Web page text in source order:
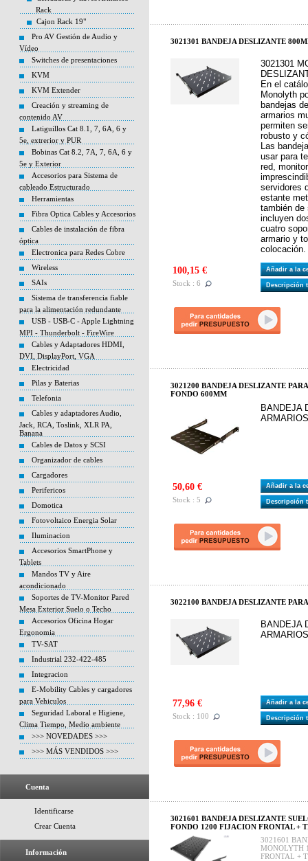
Rack
Cajon Rack 19"
Pro AV Gestión de Audio y
Vídeo
Switches de presentaciones
KVM
KVM Extender
Creación y streaming de
contenido AV
Latiguillos Cat 8.1, 7, 6A, 6 y
5e, extrerior y PUR
Bobinas Cat 8.2, 7A, 7, 6A, 6 y
5e y Exterior
Accesorios para Sistema de
cableado Estructurado
Herramientas
Fibra Optica Cables y Accesorios
Cables de instalación de fibra
óptica
Electronica para Redes Cobre
Wireless
SAIs
Sistema de transferencia fiable
para la alimentación redundante
USB - USB-C - Apple Lightning
MPI - Thunderbolt - FireWire
Cables y Adaptadores HDMI,
DVI, DisplayPort, VGA
Electricidad
Pilas y Baterias
Telefonia
Cables y adaptadores Audio,
Jack, RCA, Toslink, XLR PA,
Banana
Cables de Datos y SCSI
Organizador de cables
Cargadores
Perifericos
Domotica
Fotovoltaico Energia Solar
Iluminacion
Accesorios SmartPhone y
Tablets
Mandos TV y Aire
acondicionado
Soportes de TV-Monitor Pared
Mesa Exterior Suelo o Techo
Accesorios Oficina Hogar
Ergonomia
TV-SAT
Industrial 232-422-485
Integracion
E-Mobility Cables y cargadores
para Vehiculos
Seguridad Laboral e Higiene,
Clima Tiempo, Medio ambiente
>>> NOVEDADES >>>
>>> MÁS VENDIDOS >>>
Cuenta
Identificarse
Crear Cuenta
Información
3021301 BANDEJA DESLIZANTE
3021301
En el
Monolyth
bandejas
armarios
permiten
robusto y
Las
usar para
red,
servidores
estante
también de
incluyen
cuatro
armario y
colocación.
100,15 €
Stock : 6
Añadir a la
Descripción
3021200 BANDEJA DESLIZANTE
FONDO 600MM
BANDEJA
50,60 €
Stock : 5
Añadir a la
Descripción
3022100 BANDEJA DESLIZANTE
BANDEJA
77,96 €
Stock : 100
Añadir a la
Descripción
3021601 BANDEJA DESLIZANTE
FONDO 1200 FIJACION FRONTAL +
3021601
MONOLYTH
FRONTAL +